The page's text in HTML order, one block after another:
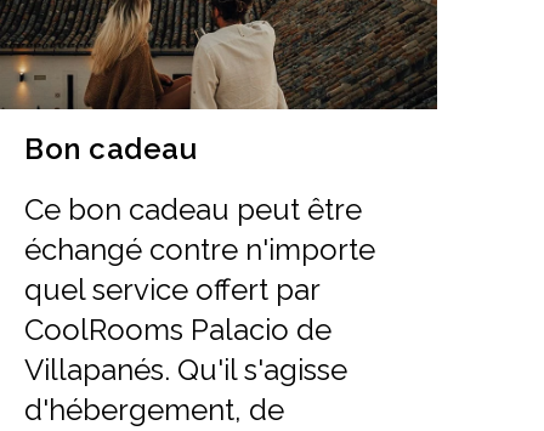
Bon cadeau
Ce bon cadeau peut être
échangé contre n'importe
quel service offert par
CoolRooms Palacio de
Villapanés. Qu'il s'agisse
d'hébergement, de